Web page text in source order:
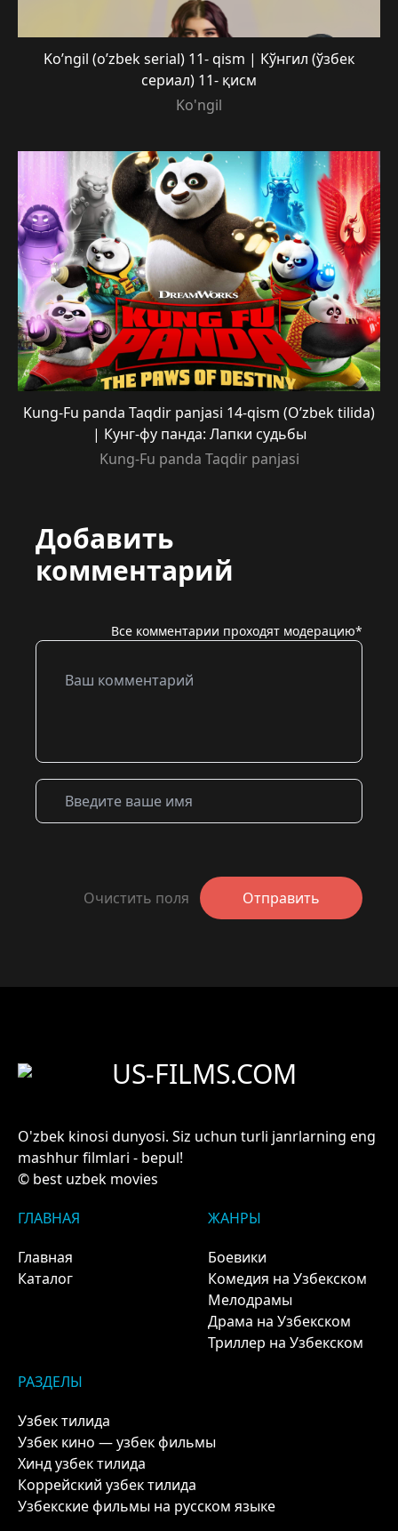
Ko’ngil (o’zbek serial) 11- qism | Кўнгил (ўзбек
сериал) 11- қисм
Ko'ngil
Kung-Fu panda Taqdir panjasi 14-qism (O’zbek tilida)
| Кунг-фу панда: Лапки судьбы
Kung-Fu panda Taqdir panjasi
Добавить
комментарий
Все комментарии проходят модерацию*
Очистить поля Отправить
US-FILMS.COM
O'zbek kinosi dunyosi. Siz uchun turli janrlarning eng
mashhur filmlari - bepul!
© best uzbek movies
ГЛАВНАЯ
Главная
Каталог
ЖАНРЫ
Боевики
Комедия на Узбекском
Мелодрамы
Драма на Узбекском
Триллер на Узбекском
РАЗДЕЛЫ
Узбек тилида
Узбек кино — узбек фильмы
Хинд узбек тилида
Коррейский узбек тилида
Узбекские фильмы на русском языке